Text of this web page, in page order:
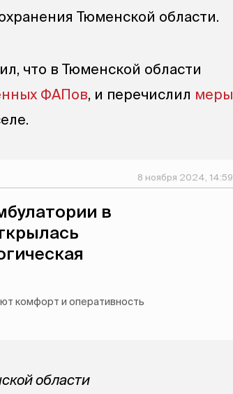
Тюменской области.
что в Тюменской области
ФАПов, и перечислил меры
8 ноября 2024, 14:59
в
комфорт и оперативность
области